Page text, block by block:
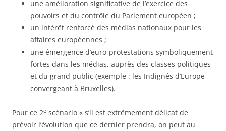
une amélioration significative de l’exercice des
pouvoirs et du contrôle du Parlement européen ;
un intérêt renforcé des médias nationaux pour les
affaires européennes ;
une émergence d’euro-protestations symboliquement
fortes dans les médias, auprès des classes politiques
et du grand public (exemple : les Indignés d’Europe
convergeant à Bruxelles).
Pour ce 2e scénario « s’il est extrêmement délicat de
prévoir l’évolution que ce dernier prendra, on peut au